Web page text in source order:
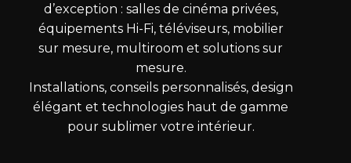
d’exception : salles de cinéma privées,
équipements Hi-Fi, téléviseurs, mobilier
sur mesure, multiroom et solutions sur
mesure.
Installations, conseils personnalisés, design
élégant et technologies haut de gamme
pour sublimer votre intérieur.